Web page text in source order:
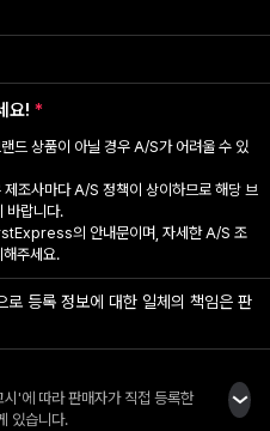
요! *
드 상품이 아닐 경우 A/S가 어려울 수 있
조사마다 A/S 정책이 상이하므로 해당 브
바랍니다.
의 안내문이며, 자세한 A/S 조
해주세요.
등록 정보에 대한 일체의 책임은 판
'에 따라 판매자가 직접 등록한
있습니다.